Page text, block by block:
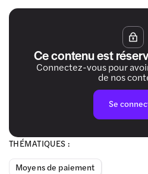
THÉMATIQUES :
Moyens de paiement
Ce contenu est
Connectez-vous pour
de nos
Se